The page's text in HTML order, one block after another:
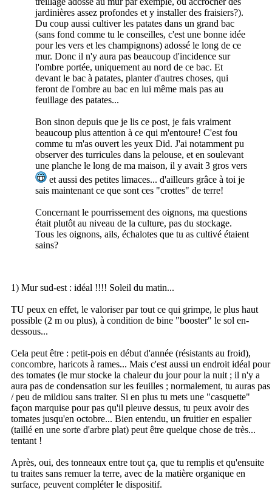
jardinières assez profondes et y installer des fraisiers?).
Du coup aussi cultiver les patates dans un grand bac
(sans fond comme tu le conseilles, c'est une bonne idée
pour les vers et les champignons) adossé le long de ce
mur. Donc il n'y aura pas beaucoup d'incidence sur
l'ombre portée, uniquement au nord de ce bac. Et
devant le bac à patates, planter d'autres choses, qui
feront de l'ombre au bac en lui même mais pas au
feuillage des patates...
Bon sinon depuis que je lis ce post, je fais vraiment
beaucoup plus attention à ce qui m'entoure! C'est fou
comme tu m'as ouvert les yeux Did. J'ai notamment pu
observer des turricules dans la pelouse, et en soulevant
une planche le long de ma maison, il y avait 3 gros vers
et aussi des petites limaces... d'ailleurs grâce à toi je
sais maintenant ce que sont ces "crottes" de terre!
Concernant le pourrissement des oignons, ma questions
était plutôt au niveau de la culture, pas du stockage.
Tous les oignons, ails, échalotes que tu as cultivé étaient
sains?
1) Mur sud-est : idéal !!!! Soleil du matin...
TU peux en effet, le valoriser par tout ce qui grimpe, le plus haut
possible (2 m ou plus), à condition de bine "booster" le sol en-
dessous...
Cela peut être : petit-pois en début d'année (résistants au froid),
concombre, haricots à rames... Mais c'est aussi un endroit idéal pour
des tomates (le mur stocke la chaleur du jour pour la nuit ; il n'y a
aura pas de condensation sur les feuilles ; normalement, tu auras pas
/ peu de mildiou sans traiter. Si en plus tu mets une "casquette"
façon marquise pour pas qu'il pleuve dessus, tu peux avoir des
tomates jusqu'en octobre... Bien entendu, un fruitier en espalier
(taillé en une sorte d'arbre plat) peut être quelque chose de très...
tentant !
Après, oui, des tonneaux entre tout ça, que tu remplis et qu'ensuite
tu traites sans remuer la terre, avec de la matière organique en
surface, peuvent compléter le dispositif.